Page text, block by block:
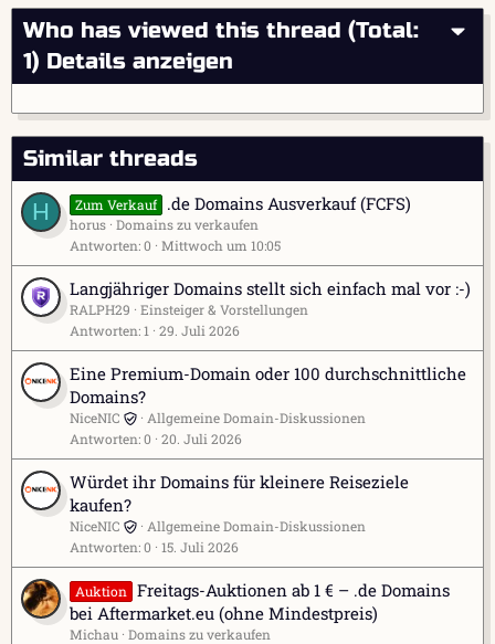
Who has viewed this thread (Total:
1) Details anzeigen
Similar threads
H
Zum Verkauf .de Domains Ausverkauf (FCFS)
horus Domains zu verkaufen
Antworten 0 Mittwoch um 10:05
Langjähriger Domains stellt sich einfach mal vor :-)
RALPH29
Einsteiger & Vorstellungen
Antworten 1 29. Juli 2026
Eine Premium-Domain oder 100 durchschnittliche
Domains?
NiceNIC
Allgemeine Domain-Diskussionen
Antworten 0 20. Juli 2026
Würdet ihr Domains für kleinere Reiseziele
kaufen?
NiceNIC
Allgemeine Domain-Diskussionen
Antworten 0 15. Juli 2026
Auktion
Freitags-Auktionen ab 1 € – .de Domains
bei Aftermarket.eu (ohne Mindestpreis)
Michau Domains zu verkaufen